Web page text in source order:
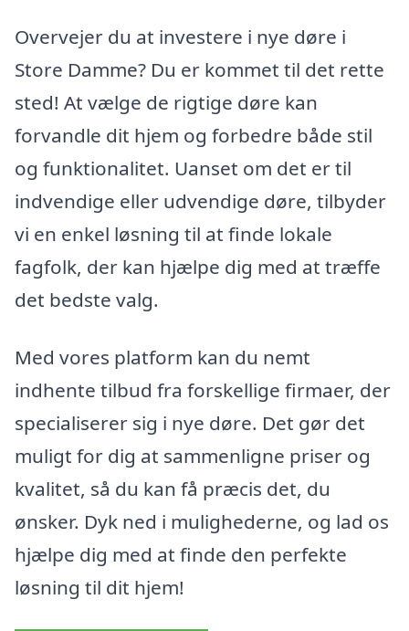
Overvejer du at investere i nye døre i
Store Damme? Du er kommet til det rette
sted! At vælge de rigtige døre kan
forvandle dit hjem og forbedre både stil
og funktionalitet. Uanset om det er til
indvendige eller udvendige døre, tilbyder
vi en enkel løsning til at finde lokale
fagfolk, der kan hjælpe dig med at træffe
det bedste valg.
Med vores platform kan du nemt
indhente tilbud fra forskellige firmaer, der
specialiserer sig i nye døre. Det gør det
muligt for dig at sammenligne priser og
kvalitet, så du kan få præcis det, du
ønsker. Dyk ned i mulighederne, og lad os
hjælpe dig med at finde den perfekte
løsning til dit hjem!